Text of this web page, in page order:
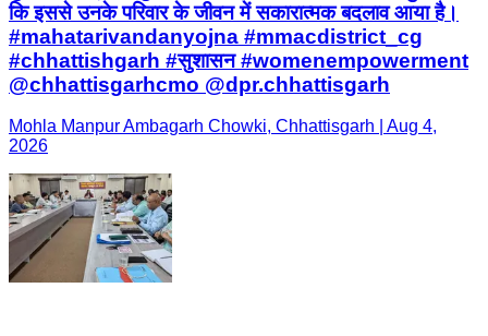
कि इससे उनके परिवार के जीवन में सकारात्मक बदलाव आया है।
#mahatarivandanyojna #mmacdistrict_cg
#chhattishgarh #सुशासन #womenempowerment
@chhattisgarhcmo @dpr.chhattisgarh
Mohla Manpur Ambagarh Chowki, Chhattisgarh | Aug 4,
2026